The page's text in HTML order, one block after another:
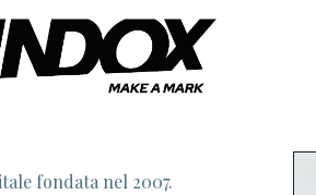
fondata nel 2007.